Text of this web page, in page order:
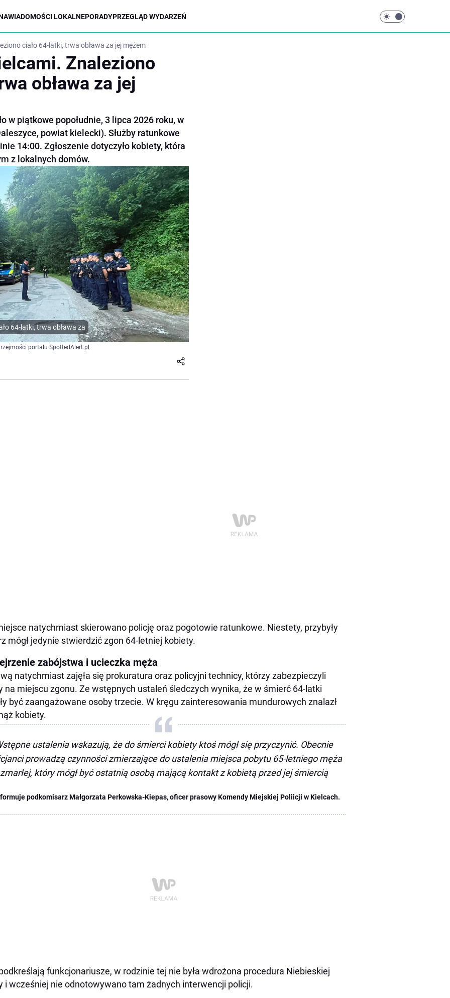
WIADOMOŚCI LOKALNEPORADYPRZEGLĄD WYDARZEŃ
ciało 64-latki, trwa obława za jej mężem
Znaleziono
obława za jej
w piątkowe popołudnie, 3 lipca 2026 roku, w
powiat kielecki). Służby ratunkowe
14:00. Zgłoszenie dotyczyło kobiety, która
z lokalnych domów.
64-latki, trwa obława za
portalu SpottedAlert.pl
natychmiast skierowano policję oraz pogotowie ratunkowe. Niestety, przybyły
mógł jedynie stwierdzić zgon 64-letniej kobiety.
zabójstwa i ucieczka męża
natychmiast zajęła się prokuratura oraz policyjni technicy, którzy zabezpieczyli
na miejscu zgonu. Ze wstępnych ustaleń śledczych wynika, że w śmierć 64-latki
być zaangażowane osoby trzecie. W kręgu zainteresowania mundurowych znalazł
kobiety.
ustalenia wskazują, że do śmierci kobiety ktoś mógł się przyczynić. Obecnie
prowadzą czynności zmierzające do ustalenia miejsca pobytu 65-letniego męża
zmarłej, który mógł być ostatnią osobą mającą kontakt z kobietą przed jej śmiercią
podkomisarz Małgorzata Perkowska-Kiepas, oficer prasowy Komendy Miejskiej Poliicji w Kielcach.
funkcjonariusze, w rodzinie tej nie była wdrożona procedura Niebieskiej
i wcześniej nie odnotowywano tam żadnych interwencji policji.